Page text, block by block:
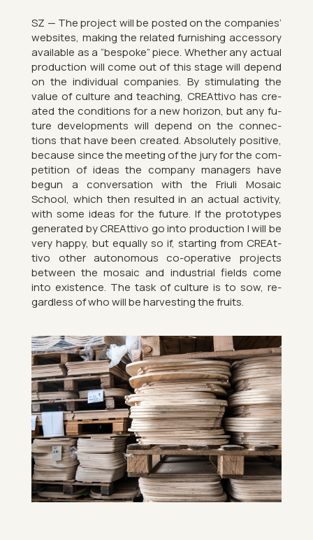
SZ — The pro­ject will be pos­ted on the com­pan­ies’
web­sites, mak­ing the re­lated fur­nish­ing ac­cess­ory
avail­able as a “be­spoke” piece. Whether any ac­tual
pro­duc­tion will come out of this stage will de­pend
on the in­di­vidual com­pan­ies. By stim­u­lat­ing the
value of cul­ture and teach­ing, CRE­At­tivo has cre­
ated the con­di­tions for a new ho­ri­zon, but any fu­
ture de­vel­op­ments will de­pend on the con­nec­
tions that have been cre­ated. Ab­so­lutely pos­it­ive,
be­cause since the meet­ing of the jury for the com­
pet­i­tion of ideas the com­pany man­agers have
begun a con­ver­sa­tion with the Fri­uli Mo­saic
School, which then res­ul­ted in an ac­tual activ­ity,
with some ideas for the fu­ture. If the pro­to­types
gen­er­ated by CRE­At­tivo go into pro­duc­tion I will be
very happy, but equally so if, start­ing from CRE­At­
tivo other autonom­ous co-op­er­at­ive pro­jects
between the mo­saic and in­dus­trial fields come
into ex­ist­ence. The task of cul­ture is to sow, re­
gard­less of who will be har­vest­ing the fruits.